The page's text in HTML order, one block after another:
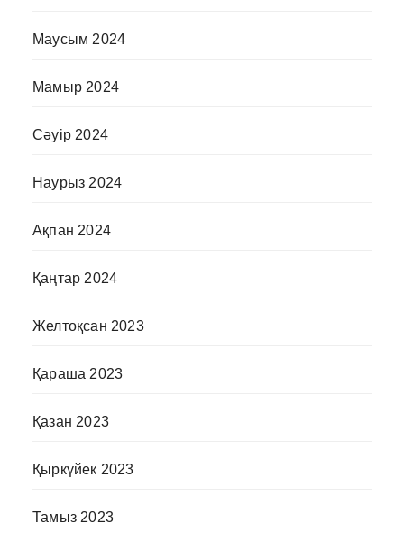
Маусым 2024
Мамыр 2024
Сәуір 2024
Наурыз 2024
Ақпан 2024
Қаңтар 2024
Желтоқсан 2023
Қараша 2023
Қазан 2023
Қыркүйек 2023
Тамыз 2023